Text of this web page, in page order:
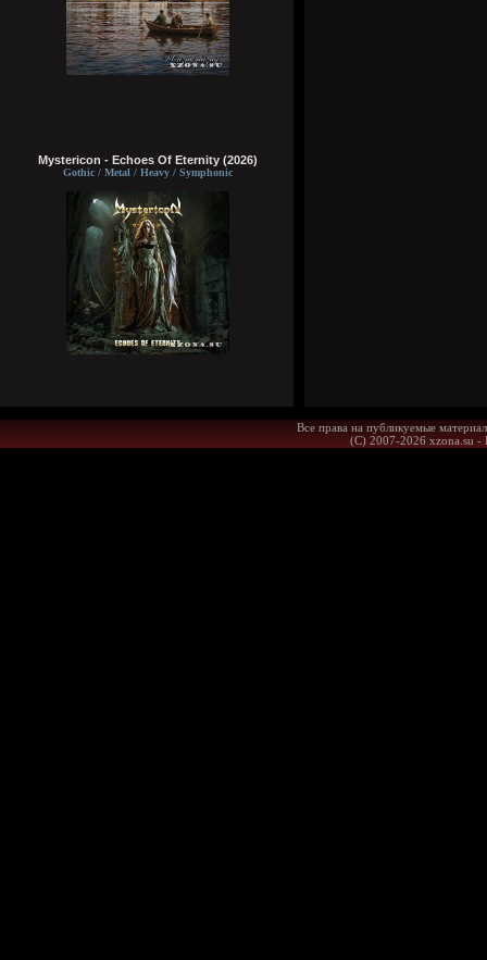
Mystericon - Echoes Of Eternity (2026)
Gothic / Metal / Heavy / Symphonic
Все права на публикуемые
(С) 2007-2026 xzona.su -